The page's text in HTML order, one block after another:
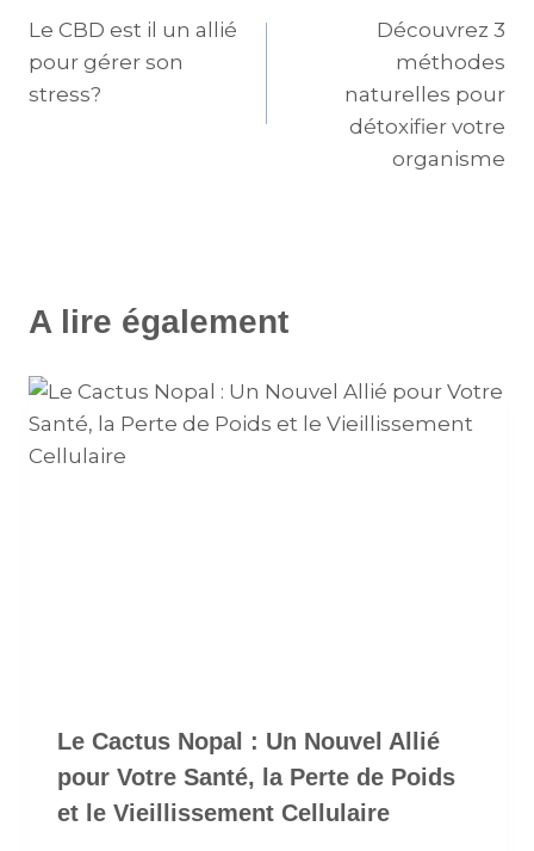
Le CBD est il un allié
pour gérer son
stress?
Découvrez 3
méthodes
naturelles pour
détoxifier votre
organisme
A lire également
Le Cactus Nopal : Un Nouvel Allié
pour Votre Santé, la Perte de Poids
et le Vieillissement Cellulaire